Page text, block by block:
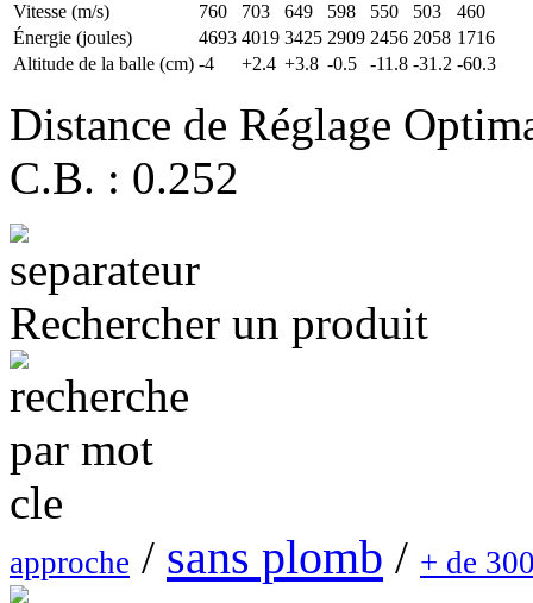
Vitesse (m/s)
760 703 649 598 550 503
460
Énergie (joules)
4693 4019 3425 2909 2456 2058 1716
Altitude de la balle (cm) -4 +2.4 +3.8 -0.5 -11.8 -31.2 -60.3
Distance de Réglage
C.B. : 0.252
Rechercher un produit
approche / sans plomb / + de